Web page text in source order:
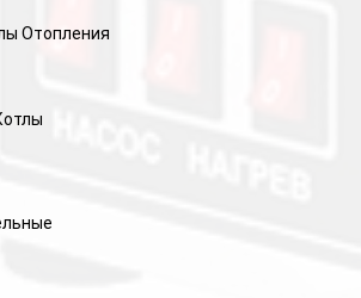
Отопления